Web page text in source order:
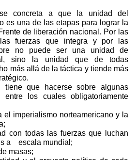
se concreta a que la unidad del
es una de las etapas para lograr la
de liberación nacional. Por las
las fuerzas que integra y por las
no puede ser una unidad de
sino la unidad que de todas
más allá de la táctica y tiende más
tiene que hacerse sobre algunas
entre los cuales obligatoriamente
el imperialismo norteamericano y la
con todas las fuerzas que luchan
a
escala mundial;
masas;